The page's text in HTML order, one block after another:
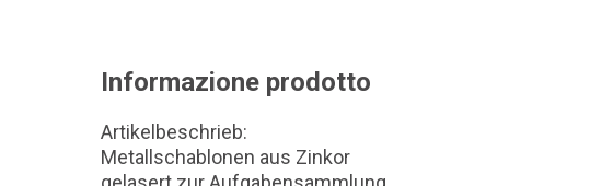
Informazione prodotto
Artikelbeschrieb:
Metallschablonen aus Zinkor